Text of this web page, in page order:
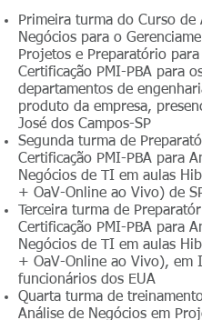
Primeira turma do Curso de
Negócios para o
Projetos e Preparatório para
Certificação PMI-PBA para
departamentos de
produto da empresa,
José dos Campos-SP
Segunda turma de
Certificação PMI-PBA para
Negócios de TI em aulas
+ OaV-Online ao Vivo) de
Terceira turma de
Certificação PMI-PBA para
Negócios de TI em aulas
+ OaV-Online ao Vivo), em
funcionários dos EUA
Quarta turma de
Análise de Negócios em